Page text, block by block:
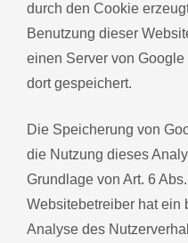
durch den Cookie
Benutzung dieser
einen Server von
dort gespeichert.
Die Speicherung von
die Nutzung dieses
Grundlage von Art. 6
Websitebetreiber hat ein
Analyse des